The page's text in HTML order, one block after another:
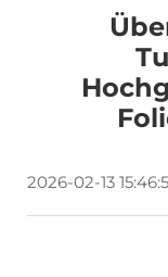
2026-02-13